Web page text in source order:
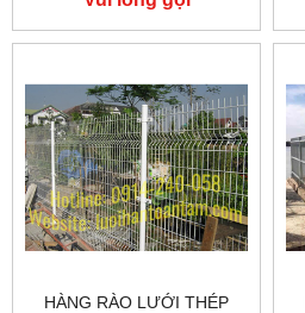
HÀNG RÀO LƯỚI THÉP